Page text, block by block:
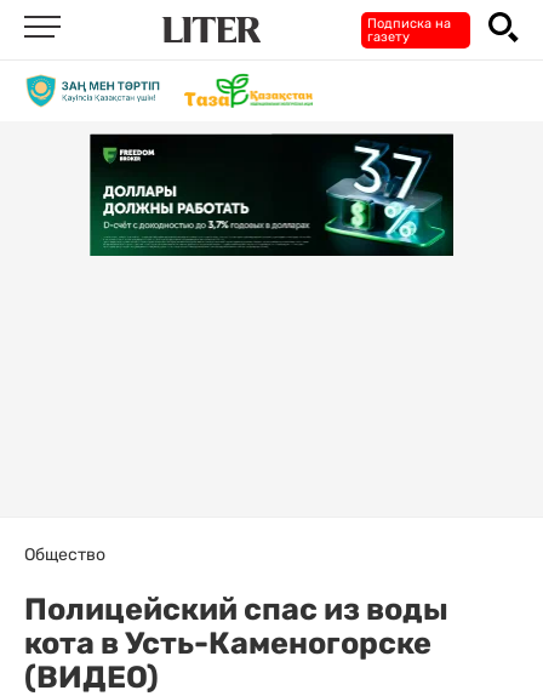
Подписка на
газету
Общество
Полицейский спас из воды
кота в Усть-Каменогорске
(ВИДЕО)